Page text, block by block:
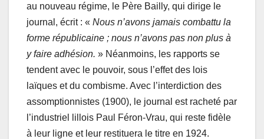
au nouveau régime, le Père Bailly, qui dirige le
journal, écrit : « Nous n’avons jamais combattu la
forme républicaine ; nous n’avons pas non plus à
y faire adhésion. » Néanmoins, les rapports se
tendent avec le pouvoir, sous l’effet des lois
laïques et du combisme. Avec l’interdiction des
assomptionnistes (1900), le journal est racheté par
l’industriel lillois Paul Féron-Vrau, qui reste fidèle
à leur ligne et leur restituera le titre en 1924.